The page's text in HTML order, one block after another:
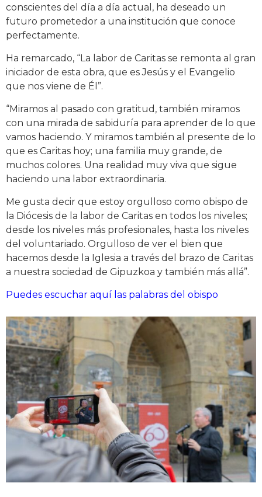
conscientes del día a día actual, ha deseado un
futuro prometedor a una institución que conoce
perfectamente.
Ha remarcado, “La labor de Caritas se remonta al gran
iniciador de esta obra, que es Jesús y el Evangelio
que nos viene de Él”.
“Miramos al pasado con gratitud, también miramos
con una mirada de sabiduría para aprender de lo que
vamos haciendo. Y miramos también al presente de lo
que es Caritas hoy; una familia muy grande, de
muchos colores. Una realidad muy viva que sigue
haciendo una labor extraordinaria.
Me gusta decir que estoy orgulloso como obispo de
la Diócesis de la labor de Caritas en todos los niveles;
desde los niveles más profesionales, hasta los niveles
del voluntariado. Orgulloso de ver el bien que
hacemos desde la Iglesia a través del brazo de Caritas
a nuestra sociedad de Gipuzkoa y también más allá”.
Puedes escuchar aquí las palabras del obispo